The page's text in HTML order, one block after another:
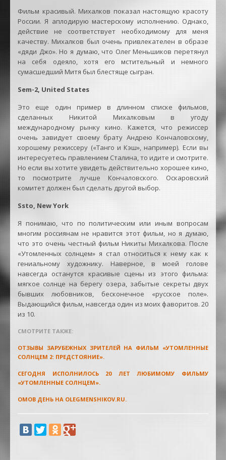
Фильм красивый. Михалков показал настоящую красоту
России. Я аплодирую мастерскому исполнению. Однако,
действие не соответствует необходимому для меня
качеству. Михалков был очень привлекателен в образе
«дяди Джо». Но я думаю, что Олег Меньшиков перетянул
на себя одеяло, хотя его мстительный и немного
сумасшедший Митя был блестяще сыгран.
Sem-2, United States
Это еще один пример в длинном списке фильмов,
сделанных Никитой Михалковым в угоду
международному рынку кино. Кажется, что режиссер
очень завидует своему брату Андрею Кончаловскому,
хорошему режиссеру («Танго и Кэш», например). Если вы
интересуетесь правлением Сталина, то идите и смотрите.
Но если вы хотите увидеть действительно хорошее кино,
то посмотрите лучше Кончаловского. Оскаровский
комитет должен был сделать другой выбор.
Ssto, New York
Я понимаю, что по политическим или иным вопросам
многим россиянам не нравится этот фильм, но я думаю,
что это очень честный фильм Никиты Михалкова. После
«Утомленных солнцем» я стал относиться к нему как к
гениальному художнику. Наверное, в моей голове
навсегда останутся красивые сцены из этого фильма:
мягкое солнце на берегу озера, забытые секреты двух
бывших любовников, бесконечное «русское поле».
Выдающийся фильм, навсегда один из моих фаворитов. 20
из 10.
СМОТРИТЕ ТАКЖЕ:
ОТЗЫВЫ ЗАРУБЕЖНЫХ ЗРИТЕЛЕЙ НА ФИЛЬМ «УТОМЛЕННЫЕ
СОЛНЦЕМ 2: ПРЕДСТОЯНИЕ».
СЕГОДНЯ ИСПОЛНИЛОСЬ 20 ЛЕТ ЛЮБИМОМУ ФИЛЬМУ
«УТОМЛЕННЫЕ СОЛНЦЕМ».
ОМОВ ДЕНЬ НА OLEGMENSHIKOV.RU.